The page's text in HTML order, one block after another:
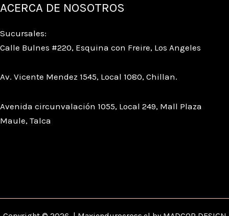
ACERCA DE NOSOTROS
Sucursales:
Calle Bulnes #220, Esquina con Freire, Los Angeles
Av. Vicente Mendez 1545, Local 1080, Chillan.
Avenida circunvalación 1055, Local 249, Mall Plaza
Maule, Talca